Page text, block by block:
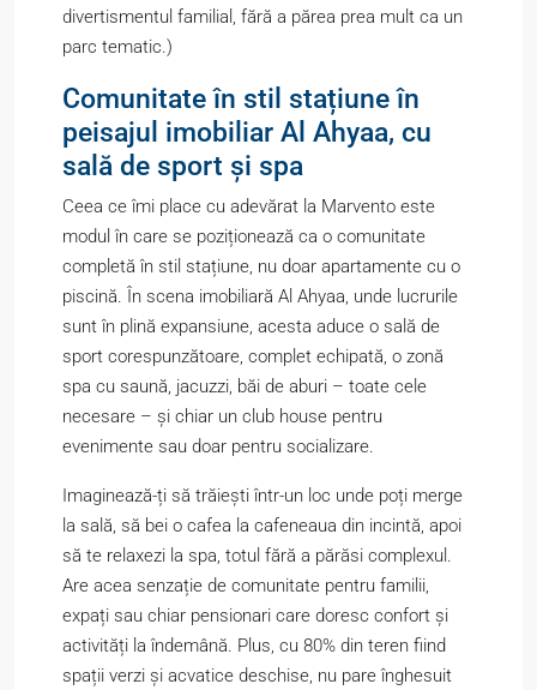
divertismentul familial, fără a părea prea mult ca un
parc tematic.)
Comunitate în stil stațiune în
peisajul imobiliar Al Ahyaa, cu
sală de sport și spa
Ceea ce îmi place cu adevărat la Marvento este
modul în care se poziționează ca o comunitate
completă în stil stațiune, nu doar apartamente cu o
piscină. În scena imobiliară Al Ahyaa, unde lucrurile
sunt în plină expansiune, acesta aduce o sală de
sport corespunzătoare, complet echipată, o zonă
spa cu saună, jacuzzi, băi de aburi – toate cele
necesare – și chiar un club house pentru
evenimente sau doar pentru socializare.
Imaginează-ți să trăiești într-un loc unde poți merge
la sală, să bei o cafea la cafeneaua din incintă, apoi
să te relaxezi la spa, totul fără a părăsi complexul.
Are acea senzație de comunitate pentru familii,
expați sau chiar pensionari care doresc confort și
activități la îndemână. Plus, cu 80% din teren fiind
spații verzi și acvatice deschise, nu pare înghesuit